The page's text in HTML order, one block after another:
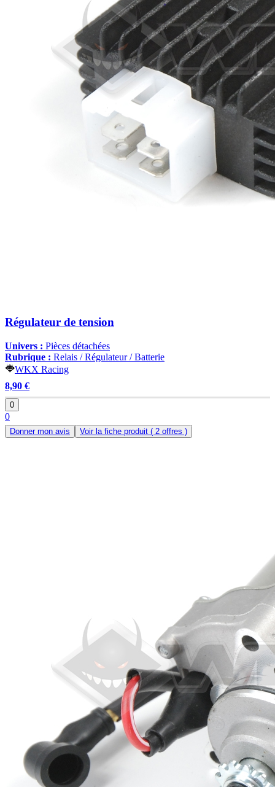
Régulateur de tension
Univers : Pièces détachées
Rubrique : Relais / Régulateur / Batterie
WKX Racing
8,90 €
0
0
Donner mon avis Voir la fiche produit ( 2 offres )